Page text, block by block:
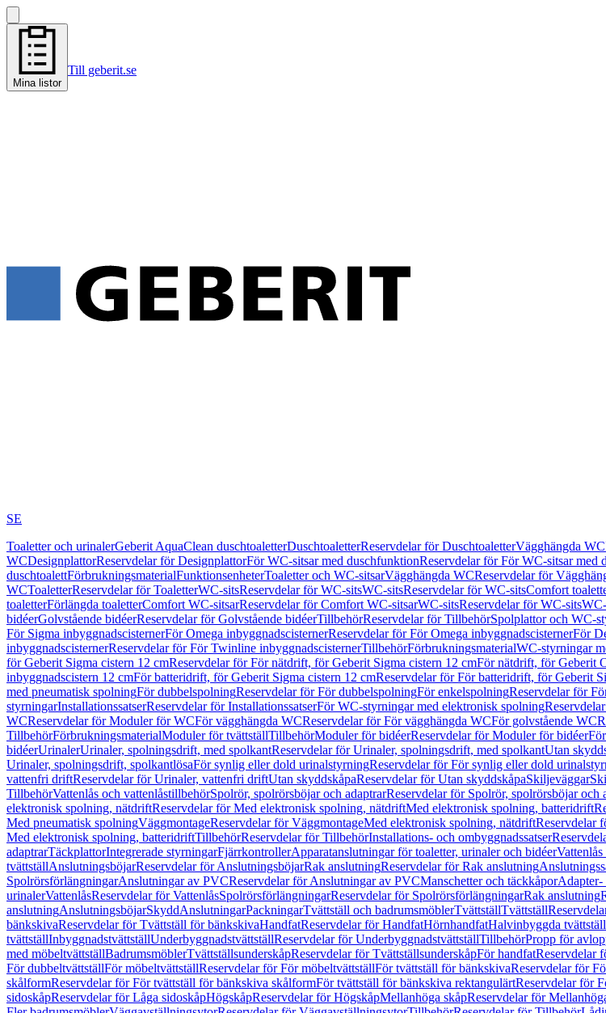
Mina listor
Till geberit.se
SE
Toaletter och urinalerGeberit AquaClean duschtoaletterDuschtoaletterReservdelar för DuschtoaletterVägghängda WC
WCDesignplattorReservdelar för DesignplattorFör WC-sitsar med duschfunktionReservdelar för För WC-sitsar med
duschtoalettFörbrukningsmaterialFunktionsenheterToaletter och WC-sitsarVägghängda WCReservdelar för
WCToaletterReservdelar för ToaletterWC-sitsReservdelar för WC-sitsWC-sitsReservdelar för WC-sitsComfort
toaletterFörlängda toaletterComfort WC-sitsarReservdelar för Comfort WC-sitsarWC-sitsReservdelar för WC-sits
bidéerGolvstående bidéerReservdelar för Golvstående bidéerTillbehörReservdelar för TillbehörSpolplattor och WC-
För Sigma inbyggnadscisternerFör Omega inbyggnadscisternerReservdelar för För Omega inbyggnadscisternerFör
inbyggnadscisternerReservdelar för För Twinline inbyggnadscisternerTillbehörFörbrukningsmaterialWC-styrningar
för Geberit Sigma cistern 12 cmReservdelar för För nätdrift, för Geberit Sigma cistern 12 cmFör nätdrift, för Geberit
inbyggnadscistern 12 cmFör batteridrift, för Geberit Sigma cistern 12 cmReservdelar för För batteridrift, för Geberit
med pneumatisk spolningFör dubbelspolningReservdelar för För dubbelspolningFör enkelspolningReservdelar för
styrningarInstallationssatserReservdelar för InstallationssatserFör WC-styrningar med elektronisk spolning
WCReservdelar för Moduler för WCFör vägghängda WCReservdelar för För vägghängda WCFör golvstående WC
TillbehörFörbrukningsmaterialModuler för tvättställTillbehörModuler för bidéerReservdelar för Moduler för bidéer
bidéerUrinalerUrinaler, spolningsdrift, med spolkantReservdelar för Urinaler, spolningsdrift, med spolkantUtan
Urinaler, spolningsdrift, spolkantlösaFör synlig eller dold urinalstyrningReservdelar för För synlig eller dold
vattenfri driftReservdelar för Urinaler, vattenfri driftUtan skyddskåpaReservdelar för Utan skyddskåpaSkiljeväggar
TillbehörVattenlås och vattenlåstillbehörSpolrör, spolrörsböjar och adaptrarReservdelar för Spolrör, spolrörsböjar och
elektronisk spolning, nätdriftReservdelar för Med elektronisk spolning, nätdriftMed elektronisk spolning, batteridrift
Med pneumatisk spolningVäggmontageReservdelar för VäggmontageMed elektronisk spolning, nätdriftReservdelar
Med elektronisk spolning, batteridriftTillbehörReservdelar för TillbehörInstallations- och ombyggnadssatser
adaptrarTäckplattorIntegrerade styrningarFjärrkontrollerApparatanslutningar för toaletter, urinaler och bidéer
tvättställAnslutningsböjarReservdelar för AnslutningsböjarRak anslutningReservdelar för Rak anslutning
SpolrörsförlängningarAnslutningar av PVCReservdelar för Anslutningar av PVCManschetter och täckkåporAdapter-
urinalerVattenlåsReservdelar för VattenlåsSpolrörsförlängningarReservdelar för SpolrörsförlängningarRak anslutning
anslutningAnslutningsböjarSkyddAnslutningarPackningarTvättställ och badrumsmöblerTvättställTvättställ
bänkskivaReservdelar för Tvättställ för bänkskivaHandfatReservdelar för HandfatHörnhandfatHalvinbyggda tvättställ
tvättställInbyggnadstvättställUnderbyggnadstvättställReservdelar för UnderbyggnadstvättställTillbehörPropp för
med möbeltvättställBadrumsmöblerTvättställsunderskåpReservdelar för TvättställsunderskåpFör handfatReservdelar
För dubbeltvättställFör möbeltvättställReservdelar för För möbeltvättställFör tvättställ för bänkskivaReservdelar för
skålformReservdelar för För tvättställ för bänkskiva skålformFör tvättställ för bänkskiva rektangulärtReservdelar för
sidoskåpReservdelar för Låga sidoskåpHögskåpReservdelar för HögskåpMellanhöga skåpReservdelar för